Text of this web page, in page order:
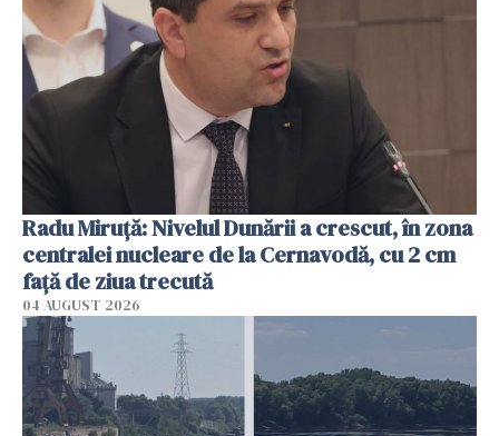
Radu Miruţă: Nivelul Dunării a crescut, în zona
centralei nucleare de la Cernavodă, cu 2 cm
faţă de ziua trecută
04 AUGUST 2026